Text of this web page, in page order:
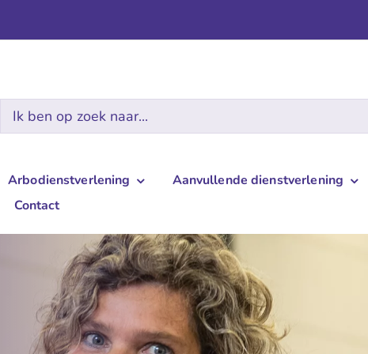
Zoeken
naar:
Arbodienstverlening Aanvullende dienstverlening
Contact